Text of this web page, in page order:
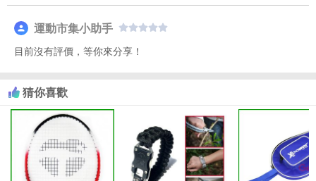
運動市集小助手
目前沒有評價，等你來分享！
猜你喜歡